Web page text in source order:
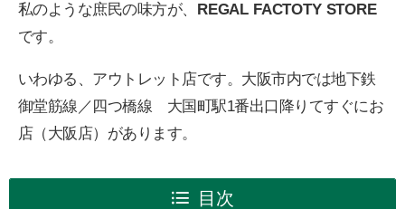
私のような庶民の味方が、
REGAL FACTOTY STORE
です。
いわゆる、アウトレット店です。大阪市内では地下鉄
御堂筋線／四つ橋線 大国町駅1番出口降りてすぐにお
店（大阪店）があります。
目次